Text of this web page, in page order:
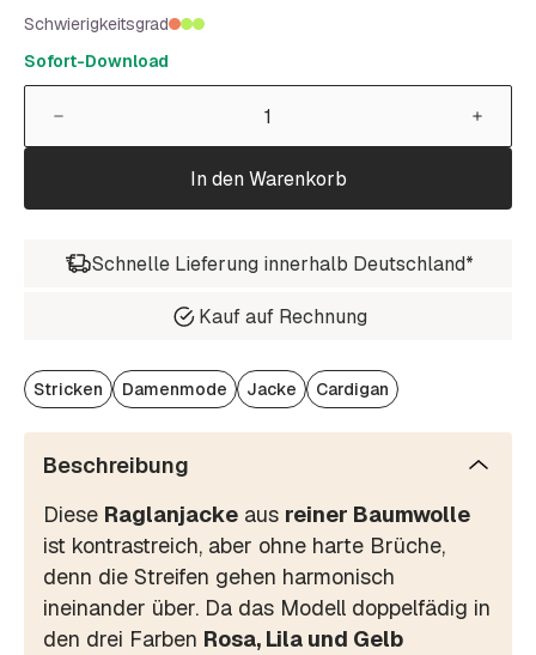
Schwierigkeitsgrad
Sofort-Download
In den Warenkorb
Schnelle Lieferung innerhalb Deutschland*
Kauf auf Rechnung
Stricken Damenmode Jacke Cardigan
Beschreibung
Diese Raglanjacke aus reiner Baumwolle
ist kontrastreich, aber ohne harte Brüche,
denn die Streifen gehen harmonisch
ineinander über. Da das Modell doppelfädig in
den drei Farben Rosa, Lila und Gelb